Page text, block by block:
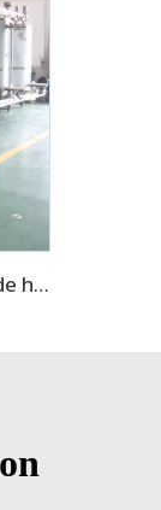
Machine de lavage et de nettoyage CIP de haute qualité en acier inoxydable pour tuyauteries